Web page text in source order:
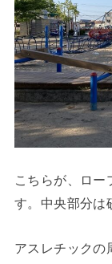
こちらが、ロー
す。中央部分は
アスレチックの